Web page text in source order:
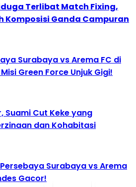
Terlibat Match Fixing,
Komposisi Ganda Campuran
Surabaya vs Arema FC di
Green Force Unjuk Gigi!
Suami Cut Keke yang
dan Kohabitasi
Surabaya vs Arema
Gacor!